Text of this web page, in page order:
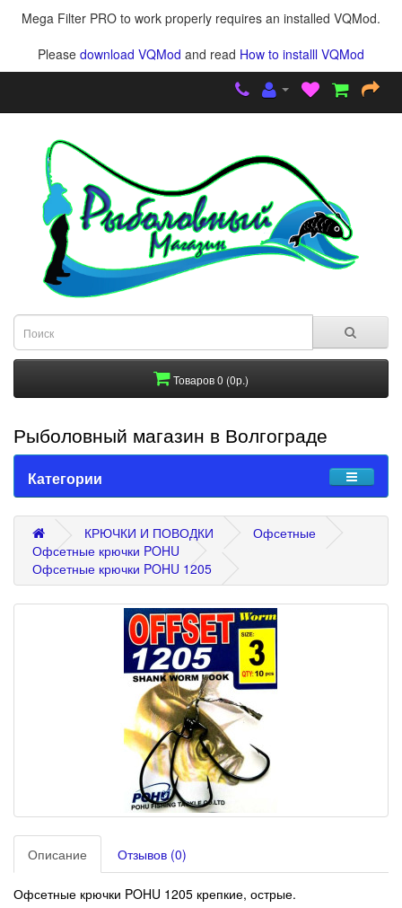
Mega Filter PRO to work properly requires an installed VQMod.
Please download VQMod and read How to installl VQMod
Товаров 0 (0р.)
Рыболовный магазин в Волгограде
Категории
КРЮЧКИ И ПОВОДКИ
Офсетные
Офсетные крючки POHU
Офсетные крючки POHU 1205
Описание Отзывов (0)
Офсетные крючки POHU 1205 крепкие, острые.